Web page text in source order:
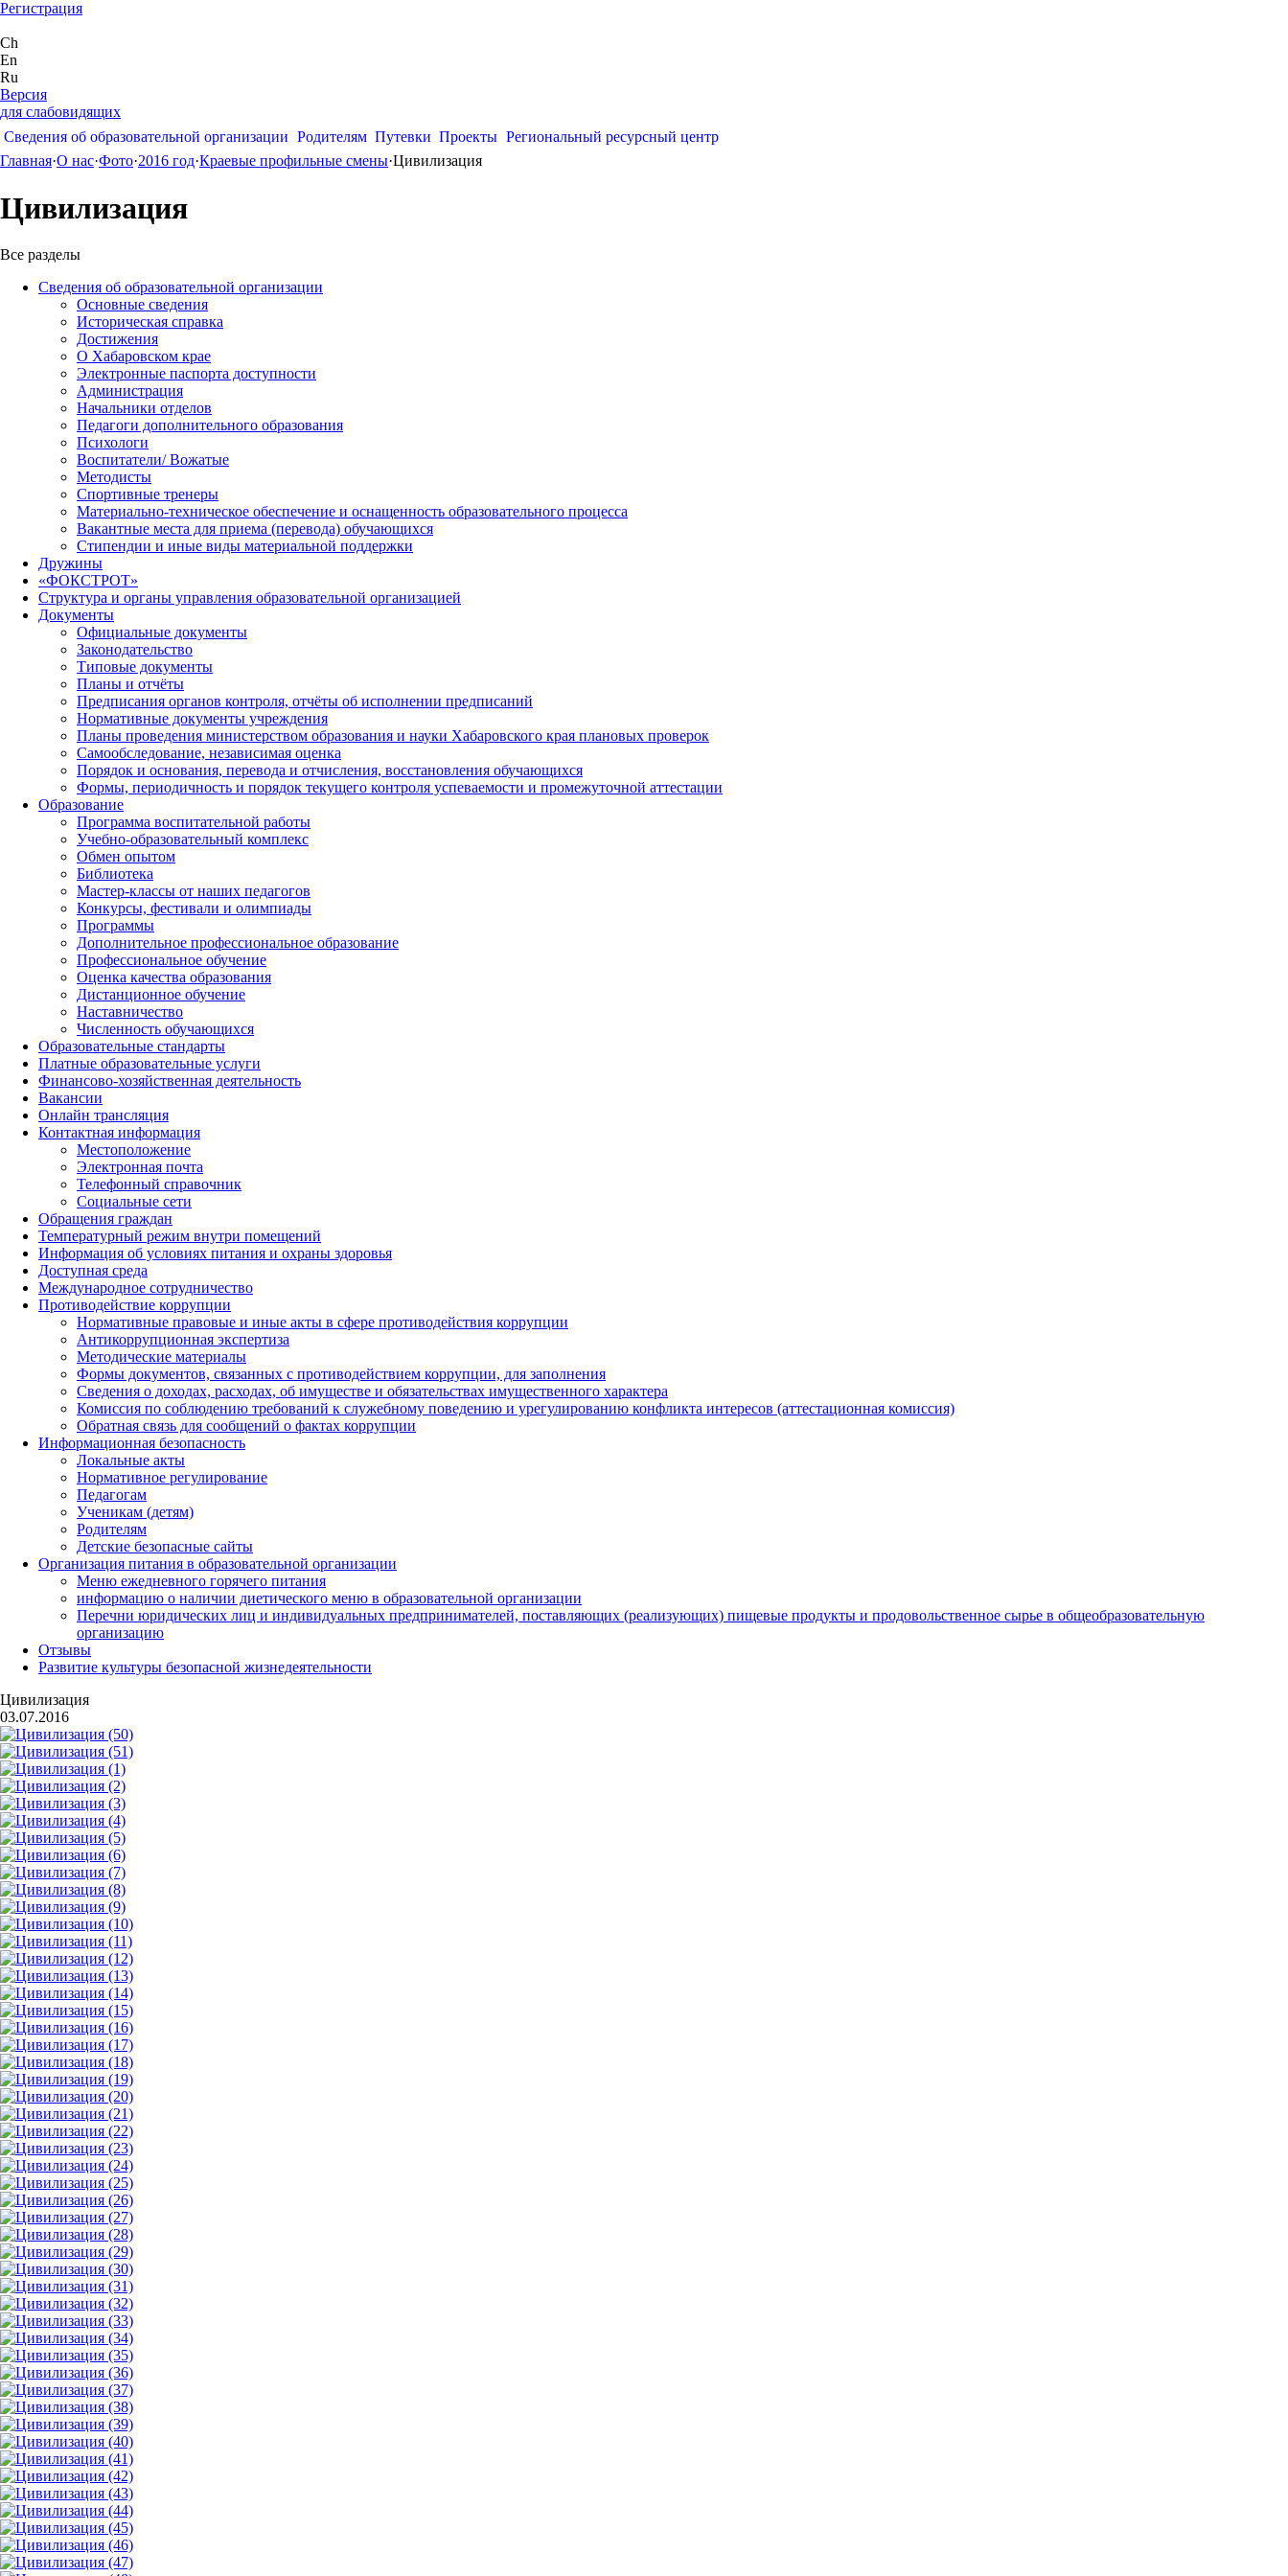
Регистрация
Ch
En
Ru
Версия
для слабовидящих
Сведения об образовательной организации Родителям Путевки Проекты Региональный ресурсный центр
Главная·О нас·Фото·2016 год·Краевые профильные смены·Цивилизация
Цивилизация
Все разделы
Сведения об образовательной организации
Основные сведения
Историческая справка
Достижения
О Хабаровском крае
Электронные паспорта доступности
Администрация
Начальники отделов
Педагоги дополнительного образования
Психологи
Воспитатели/ Вожатые
Методисты
Спортивные тренеры
Материально-техническое обеспечение и оснащенность образовательного процесса
Вакантные места для приема (перевода) обучающихся
Стипендии и иные виды материальной поддержки
Дружины
«ФОКСТРОТ»
Структура и органы управления образовательной организацией
Документы
Официальные документы
Законодательство
Типовые документы
Планы и отчёты
Предписания органов контроля, отчёты об исполнении предписаний
Нормативные документы учреждения
Планы проведения министерством образования и науки Хабаровского края плановых проверок
Самообследование, независимая оценка
Порядок и основания, перевода и отчисления, восстановления обучающихся
Формы, периодичность и порядок текущего контроля успеваемости и промежуточной аттестации
Образование
Программа воспитательной работы
Учебно-образовательный комплекс
Обмен опытом
Библиотека
Мастер-классы от наших педагогов
Конкурсы, фестивали и олимпиады
Программы
Дополнительное профессиональное образование
Профессиональное обучение
Оценка качества образования
Дистанционное обучение
Наставничество
Численность обучающихся
Образовательные стандарты
Платные образовательные услуги
Финансово-хозяйственная деятельность
Вакансии
Онлайн трансляция
Контактная информация
Местоположение
Электронная почта
Телефонный справочник
Социальные сети
Обращения граждан
Температурный режим внутри помещений
Информация об условиях питания и охраны здоровья
Доступная среда
Международное сотрудничество
Противодействие коррупции
Нормативные правовые и иные акты в сфере противодействия коррупции
Антикоррупционная экспертиза
Методические материалы
Формы документов, связанных с противодействием коррупции, для заполнения
Сведения о доходах, расходах, об имуществе и обязательствах имущественного характера
Комиссия по соблюдению требований к служебному поведению и урегулированию конфликта интересов (аттестационная комиссия)
Обратная связь для сообщений о фактах коррупции
Информационная безопасность
Локальные акты
Нормативное регулирование
Педагогам
Ученикам (детям)
Родителям
Детские безопасные сайты
Организация питания в образовательной организации
Меню ежедневного горячего питания
информацию о наличии диетического меню в образовательной организации
Перечни юридических лиц и индивидуальных предпринимателей, поставляющих (реализующих) пищевые продукты и продовольственное сырье в общеобразовательную
организацию
Отзывы
Развитие культуры безопасной жизнедеятельности
Цивилизация
03.07.2016